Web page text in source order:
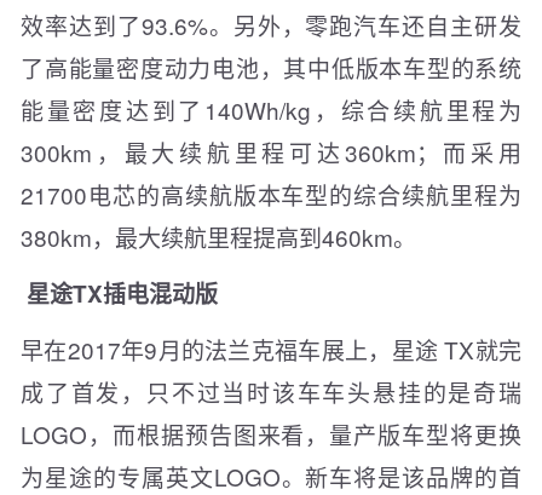
效率达到了93.6%。另外，零跑汽车还自主研发
了高能量密度动力电池，其中低版本车型的系统
能量密度达到了140Wh/kg，综合续航里程为
300km，最大续航里程可达360km；而采用
21700电芯的高续航版本车型的综合续航里程为
380km，最大续航里程提高到460km。
星途TX插电混动版
早在2017年9月的法兰克福车展上，星途 TX就完
成了首发，只不过当时该车车头悬挂的是奇瑞
LOGO，而根据预告图来看，量产版车型将更换
为星途的专属英文LOGO。新车将是该品牌的首